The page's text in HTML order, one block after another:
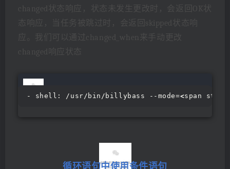
changed状态响应，状态未发生更改时，会返回OK状
态响应，当任务被跳过时，会返回skipped状态响
应。我们可以通过changed_when来手动更改
changed响应状态
- shell: /usr/bin/billybass --mode=<span